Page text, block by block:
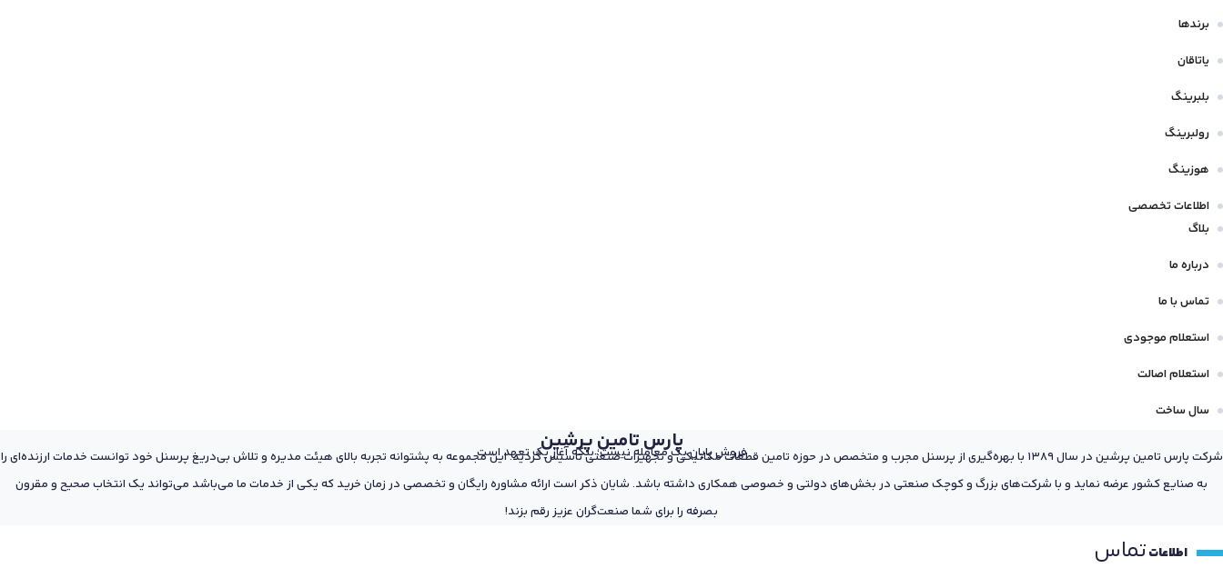
برندها
یاتاقان
بلبرینگ
رولبرینگ
هوزینگ
اطلاعات تخصصی
بلاگ
درباره ما
تماس با ما
استعلام موجودی
استعلام اصالت
سال ساخت
پارس تامین پرشین
فروش پایان یک معامله نیست؛ بلکه آغاز یک تعهد است
شرکت پارس تامین پرشین در سال 1389 با بهره‌گیری از پرسنل مجرب و متخصص در حوزه تامین قطعات مکانیکی و تجهیزات صنعتی تاسیس گردید. این مجموعه به پشتوانه تجربه بالای هیئت مدیره و تلاش بی‌دریغ پرسنل خود توانست خدمات ارزنده‌ای را
به صنایع کشور عرضه نماید و با شرکت‌های بزرگ و کوچک صنعتی در بخش‌های دولتی و خصوصی همکاری داشته باشد. شایان ذکر است ارائه مشاوره رایگان و تخصصی در زمان خرید که یکی از خدمات ما می‌باشد می‌تواند یک انتخاب صحیح و مقرون
بصرفه را برای شما صنعت‌گران عزیز رقم بزند!
اطلاعاتتماس